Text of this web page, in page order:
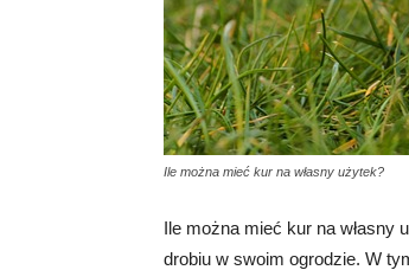
Ile można mieć kur na własny użytek?
Ile można mieć kur na własny
drobiu w swoim ogrodzie. W